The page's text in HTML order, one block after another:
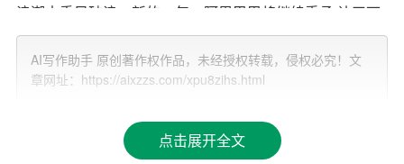
浪潮中乘风破浪。新的一年，阿里巴巴将继续秉承‘让天下
没有难做的生意’的愿景，用科技的力量推动社会进步，与
客户、合作伙伴及所有阿里人一起，共创数字经济新篇
章。”
腾讯公司： “岁末年初，腾讯感恩每一位用户的陪伴与支
持。新的一年，我们将继续探索‘连接一切’的可能，无论是
AI写作助手 原创著作权作品，未经授权转载，侵权必究！文
章网址：https://aixzzs.com/xpu8zihs.html
点击展开全文